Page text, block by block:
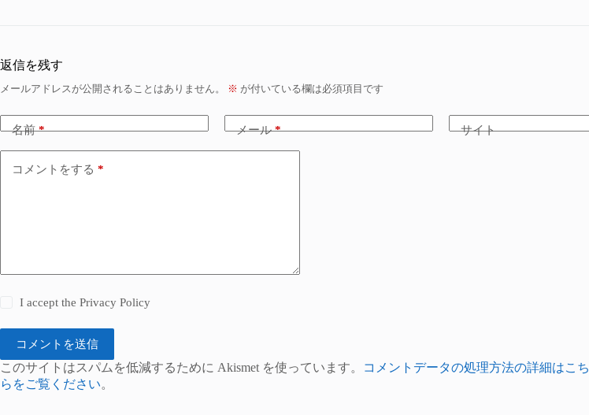
返信を残す
メールアドレスが公開されることはありません。 ※ が付いている欄は必須項目です
名前* メール* サイト
コメントをする *
I accept thePrivacy Policy
コメントを送信
このサイトはスパムを低減するために Akismet を使っています。
コメントデータの処理方法の詳細はこち
らをご覧ください。